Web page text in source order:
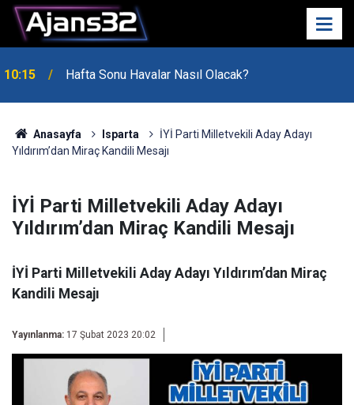
10:15 Hafta Sonu Havalar Nasıl Olacak?
Anasayfa Isparta
İYİ Parti Milletvekili Aday Adayı
Yıldırım’dan Miraç Kandili Mesajı
İYİ Parti Milletvekili Aday Adayı
Yıldırım’dan Miraç Kandili Mesajı
İYİ Parti Milletvekili Aday Adayı Yıldırım’dan Miraç
Kandili Mesajı
Yayınlanma: 17 Şubat 2023 20:02